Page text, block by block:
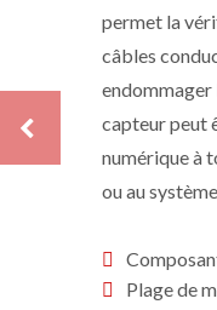
permet la
câbles
endommager
capteur peut
numérique à
ou au
Plage de